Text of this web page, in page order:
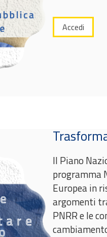
Accedi
Il Piano
programma
Europea in
argomenti
PNRR e le